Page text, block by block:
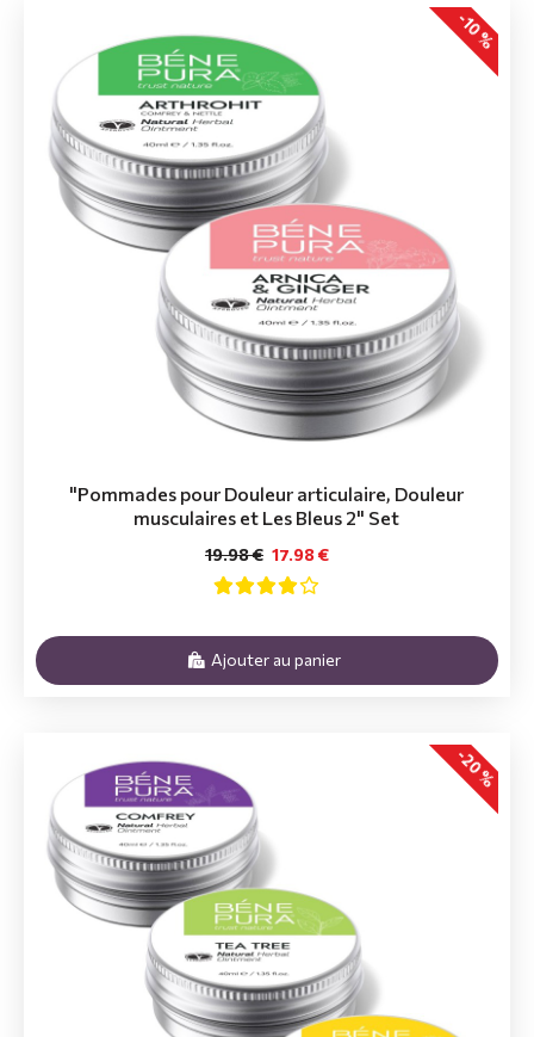
-10 %
"Pommades pour Douleur articulaire, Douleur
musculaires et Les Bleus 2" Set
17.98 €
19.98 €
Ajouter au panier
-20 %